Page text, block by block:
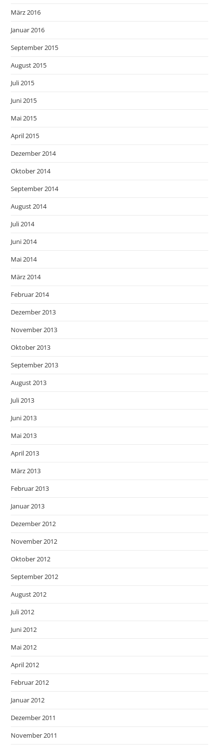
März 2016
Januar 2016
September 2015
August 2015
Juli 2015
Juni 2015
Mai 2015
April 2015
Dezember 2014
Oktober 2014
September 2014
August 2014
Juli 2014
Juni 2014
Mai 2014
März 2014
Februar 2014
Dezember 2013
November 2013
Oktober 2013
September 2013
August 2013
Juli 2013
Juni 2013
Mai 2013
April 2013
März 2013
Februar 2013
Januar 2013
Dezember 2012
November 2012
Oktober 2012
September 2012
August 2012
Juli 2012
Juni 2012
Mai 2012
April 2012
Februar 2012
Januar 2012
Dezember 2011
November 2011